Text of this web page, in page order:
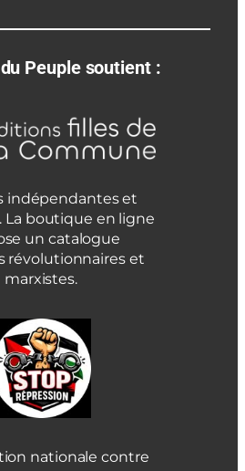
Peuple soutient :
indépendantes et
La boutique en ligne
un catalogue
révolutionnaires et
marxistes.
nationale contre